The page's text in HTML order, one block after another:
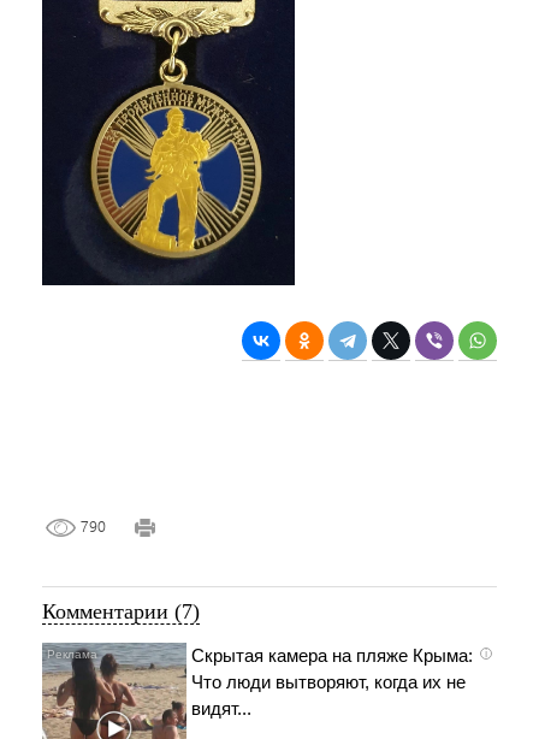
790
Комментарии (7)
i
Скрытая камера на пляже Крыма:
Что люди вытворяют, когда их не
видят...